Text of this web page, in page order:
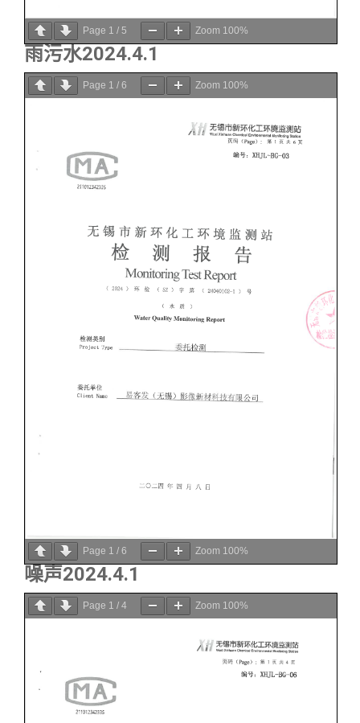
Page 1 / 5 Zoom 100%
雨污水2024.4.1
Page 1 / 6 Zoom 100%
Page 1 / 6 Zoom 100%
噪声2024.4.1
Page 1 / 4 Zoom 100%